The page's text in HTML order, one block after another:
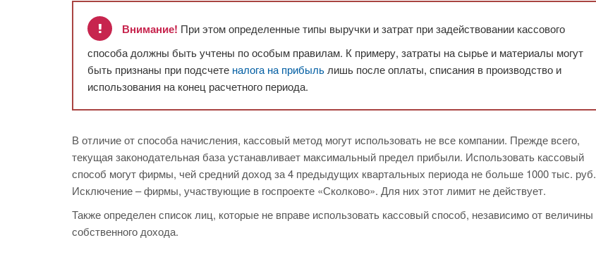
Внимание! При этом определенные типы выручки и затрат при задействовании кассового
способа должны быть учтены по особым правилам. К примеру, затраты на сырье и материалы могут
быть признаны при подсчете налога на прибыльлишь после оплаты, списания в производство и
использования на конец расчетного периода.
В отличие от способа начисления, кассовый метод могут использовать не все компании. Прежде всего,
текущая законодательная база устанавливает максимальный предел прибыли. Использовать кассовый
способ могут фирмы, чей средний доход за 4 предыдущих квартальных периода не больше 1000 тыс. руб.
Исключение – фирмы, участвующие в госпроекте «Сколково». Для них этот лимит не действует.
Также определен список лиц, которые не вправе использовать кассовый способ, независимо от величины
собственного дохода.